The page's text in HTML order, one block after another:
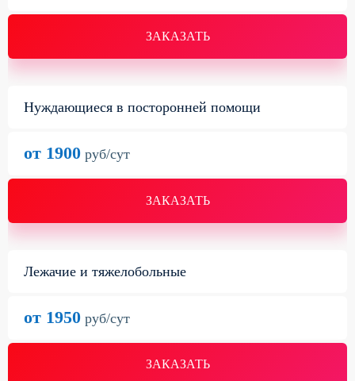
ЗАКАЗАТЬ
Нуждающиеся в посторонней помощи
ЗАКАЗАТЬ
от 1900 руб/сут
Лежачие и тяжелобольные
ЗАКАЗАТЬ
от 1950 руб/сут